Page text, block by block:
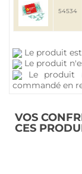
54534
Le produit
Le produit
Le produit
commandé en
VOS
CES